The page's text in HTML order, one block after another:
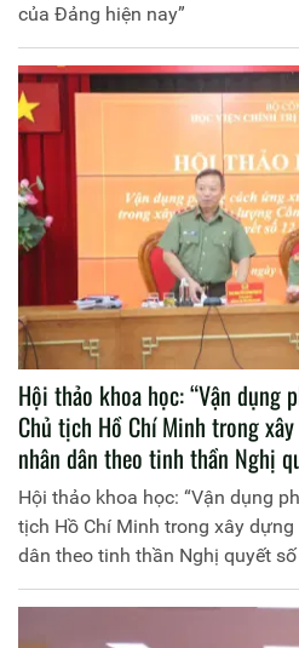
của Đảng hiện nay”
Hội thảo khoa học: “Vận dụng
Chủ tịch Hồ Chí Minh trong
nhân dân theo tinh thần Nghị
trị”
Hội thảo khoa học: “Vận dụng
tịch Hồ Chí Minh trong xây
dân theo tinh thần Nghị quyết